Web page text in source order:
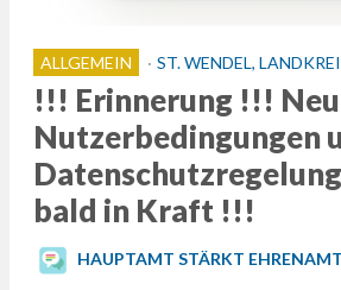
ALLGEMEIN ST. WENDEL,
!!! Erinnerung !!!
Nutzerbedingungen
bald in Kraft !!!
HAUPTAMT STÄRKT EHRENAMT